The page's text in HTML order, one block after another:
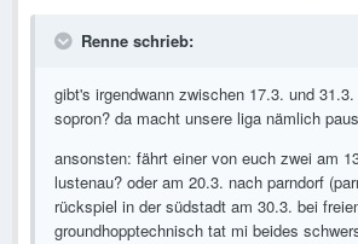
Renne schrieb:
gibt's irgendwann zwischen 17.3. und
sopron? da macht unsere liga nämlich
ansonsten: fährt einer von euch zwei am
lustenau? oder am 20.3. nach parndorf
rückspiel in der südstadt am 30.3. bei
groundhopptechnisch tat mi beides